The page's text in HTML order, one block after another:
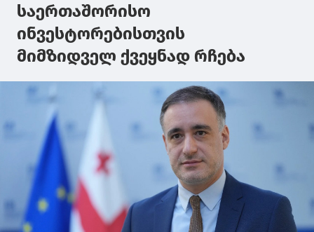
საერთაშორისო
ინვესტორებისთვის
მიმზიდველ ქვეყნად რჩება